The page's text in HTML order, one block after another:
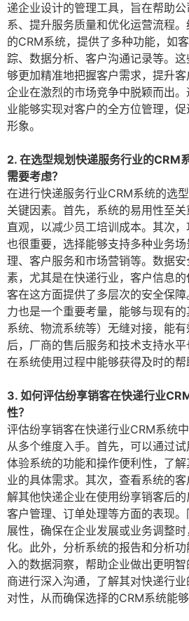
递企业设计的管理工具，旨在帮助
系、提升服务质量和优化运营流程
的CRM系统，提供了多种功能，如
踪、数据分析、客户沟通记录等。
够更加精准地把握客户需求，提升
企业在激烈的市场竞争中脱颖而出
业能够实现对客户的全方位管理，
形象。
2. 在选型规划快递服务行业的CRM
需要考虑？
在进行快递服务行业CRM系统的选
关键因素。首先，系统的易用性至
直观，以减少员工培训成本。其次
也很重要，选择能够支持多种业务
理、客户服务和市场营销等。数据
素，尤其是在快递行业，客户信息
客在这方面提供了多层次的安全保
力也是一个重要考量，能够与现有
系统、物流系统等）无缝对接，能
后，厂商的售后服务和技术支持水
在系统使用过程中能够获得及时的帮
3. 如何评估纷享销客在快递行业
性？
评估纷享销客在快递行业CRM系统
从多个维度入手。首先，可以通过
体验系统的功能和操作便利性，了
业的具体需求。其次，查看系统的
解其他快递企业在使用纷享销客后
客户管理、订单处理等方面的表现
展性，确保在企业发展或业务调整
化。此外，分析系统的报告和分析
入的数据洞察，帮助企业做出更明
商进行深入沟通，了解其对快递行
对性，从而确保选择的CRM系统能